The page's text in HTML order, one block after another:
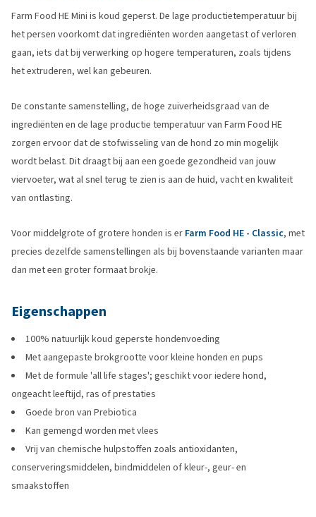
Farm Food HE Mini is koud geperst. De lage productietemperatuur bij
het persen voorkomt dat ingrediënten worden aangetast of verloren
gaan, iets dat bij verwerking op hogere temperaturen, zoals tijdens
het extruderen, wel kan gebeuren.
De constante samenstelling, de hoge zuiverheidsgraad van de
ingrediënten en de lage productie temperatuur van Farm Food HE
zorgen ervoor dat de stofwisseling van de hond zo min mogelijk
wordt belast. Dit draagt bij aan een goede gezondheid van jouw
viervoeter, wat al snel terug te zien is aan de huid, vacht en kwaliteit
van ontlasting.
Voor middelgrote of grotere honden is er Farm Food HE - Classic, met
precies dezelfde samenstellingen als bij bovenstaande varianten maar
dan met een groter formaat brokje.
Eigenschappen
100% natuurlijk koud geperste hondenvoeding
Met aangepaste brokgrootte voor kleine honden en pups
Met de formule 'all life stages'; geschikt voor iedere hond,
ongeacht leeftijd, ras of prestaties
Goede bron van Prebiotica
Kan gemengd worden met vlees
Vrij van chemische hulpstoffen zoals antioxidanten,
conserveringsmiddelen, bindmiddelen of kleur-, geur- en
smaakstoffen